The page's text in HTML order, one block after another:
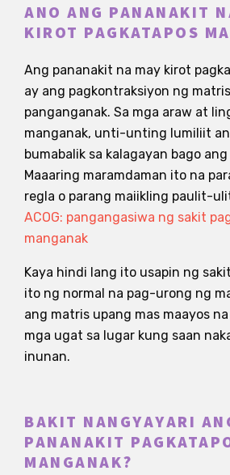
ANO ANG PANANAKIT
KIROT PAGKATAPOS
Ang pananakit na may kirot
ay ang pagkontraksiyon ng
panganganak. Sa mga araw at
manganak, unti-unting lumiliit
bumabalik sa kalagayan bago
Maaaring maramdaman ito na
regla o parang maiikling paulit-
ACOG: pangangasiwa ng sakit
manganak
Kaya hindi lang ito usapin ng
ito ng normal na pag-urong ng
ang matris upang mas maayos
mga ugat sa lugar kung saan
inunan.
BAKIT NANGYAYARI
PANANAKIT
MANGANAK?